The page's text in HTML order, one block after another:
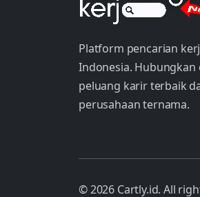
Platform pencarian
Indonesia. Hubungkan
peluang karir terbaik
perusahaan ternama.
© 2026 Cartly.id. All